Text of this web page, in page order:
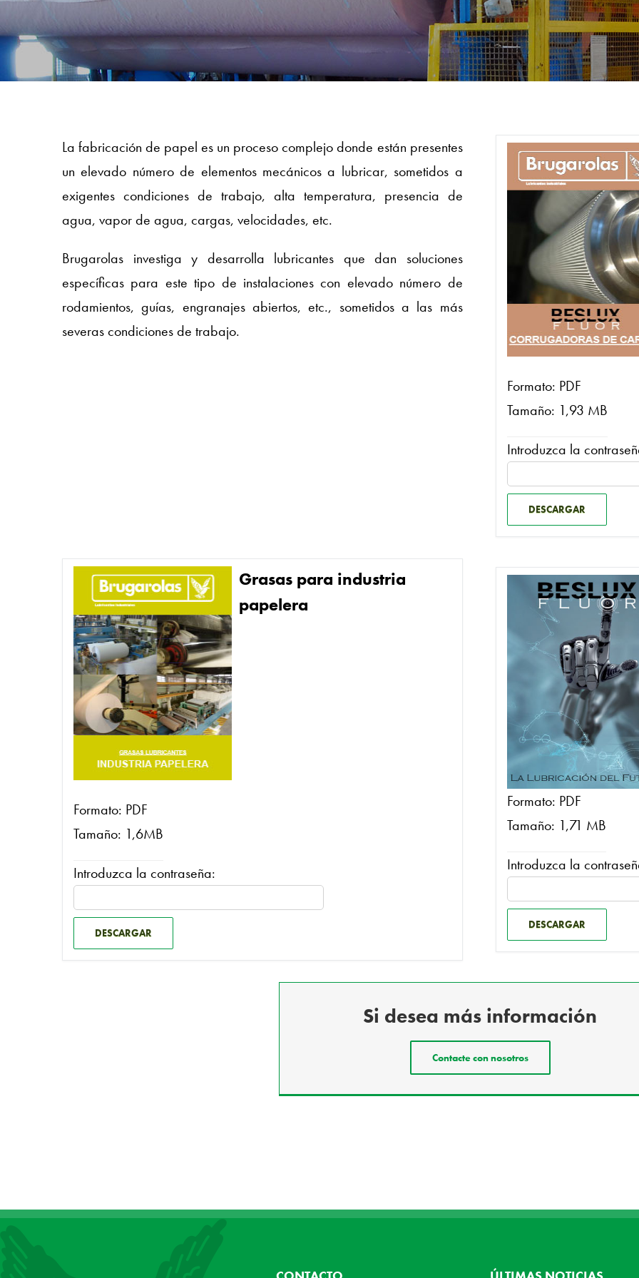
La fabricación de papel es un proceso complejo donde están presentes
un elevado número de elementos mecánicos a lubricar, sometidos a
exigentes condiciones de trabajo, alta temperatura, presencia de
agua, vapor de agua, cargas, velocidades, etc.
Brugarolas investiga y desarrolla lubricantes que dan soluciones
específicas para este tipo de instalaciones con elevado número de
rodamientos, guías, engranajes abiertos, etc., sometidos a las más
severas condiciones de trabajo.
Formato: PDF
Tamaño: 1,93 MB
Introduzca la
DESCARGAR
Grasas para industria
papelera
Formato: PDF
Tamaño: 1,6MB
Introduzca la contraseña:
DESCARGAR
Formato: PDF
Tamaño: 1,71 MB
Introduzca la
DESCARGAR
Si desea más información
Contacte con nosotros